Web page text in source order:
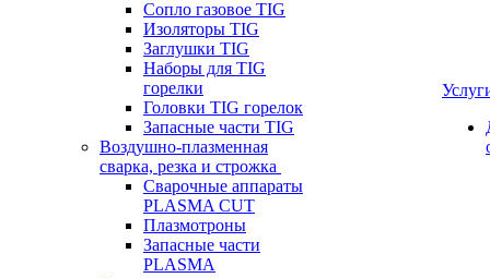
Сопло газовое TIG
Изоляторы TIG
Заглушки TIG
Наборы для TIG
горелки
Головки TIG горелок
Запасные части TIG
Воздушно-плазменная
сварка, резка и строжка
Сварочные аппараты
PLASMA CUT
Плазмотроны
Запасные части
PLASMA